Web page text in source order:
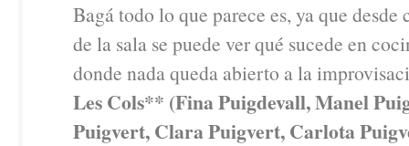
Bagá todo lo que parece es, ya que
de la sala se puede ver qué sucede en
donde nada queda abierto a la
Les Cols** (Fina Puigdevall, Manel
Puigvert, Clara Puigvert, Carlota